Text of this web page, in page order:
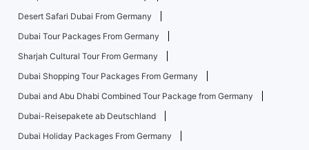
Desert Safari Dubai From Germany
Dubai Tour Packages From Germany
Sharjah Cultural Tour From Germany
Dubai Shopping Tour Packages From Germany
Dubai and Abu Dhabi Combined Tour Package from Germany
Dubai-Reisepakete ab Deutschland
Dubai Holiday Packages From Germany